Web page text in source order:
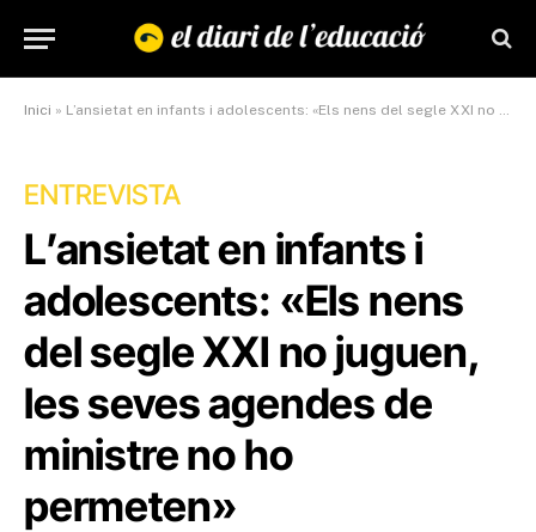
Inici » L’ansietat en infants i adolescents: «Els nens del segle XXI no juguen, les seves agendes de ministre no ho permeten»
ENTREVISTA
L’ansietat en infants i
adolescents: «Els nens
del segle XXI no juguen,
les seves agendes de
ministre no ho
permeten»